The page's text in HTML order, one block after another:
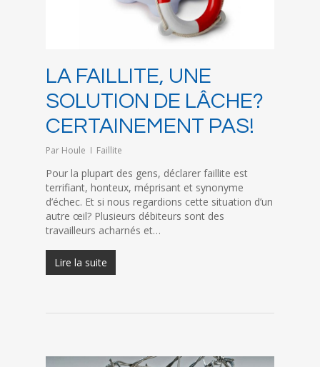
LA FAILLITE, UNE
SOLUTION DE LÂCHE?
CERTAINEMENT PAS!
Par Houle Faillite
Pour la plupart des gens, déclarer faillite est
terrifiant, honteux, méprisant et synonyme
d’échec. Et si nous regardions cette situation d’un
autre œil? Plusieurs débiteurs sont des
travailleurs acharnés et…
Lire la suite